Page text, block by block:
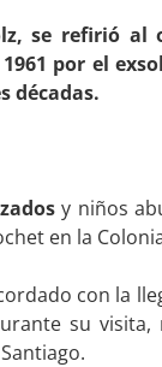
se refirió al
por el
décadas.
y niños
en la
con la
su